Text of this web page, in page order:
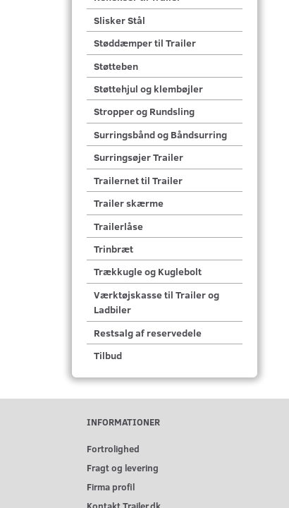
Slisker Stål
Støddæmper til Trailer
Støtteben
Støttehjul og klembøjler
Stropper og Rundsling
Surringsbånd og Båndsurring
Surringsøjer Trailer
Trailernet til Trailer
Trailer skærme
Trailerlåse
Trinbræt
Trækkugle og Kuglebolt
Værktøjskasse til Trailer og
Ladbiler
Restsalg af reservedele
Tilbud
INFORMATIONER
Fortrolighed
Fragt og levering
Firma profil